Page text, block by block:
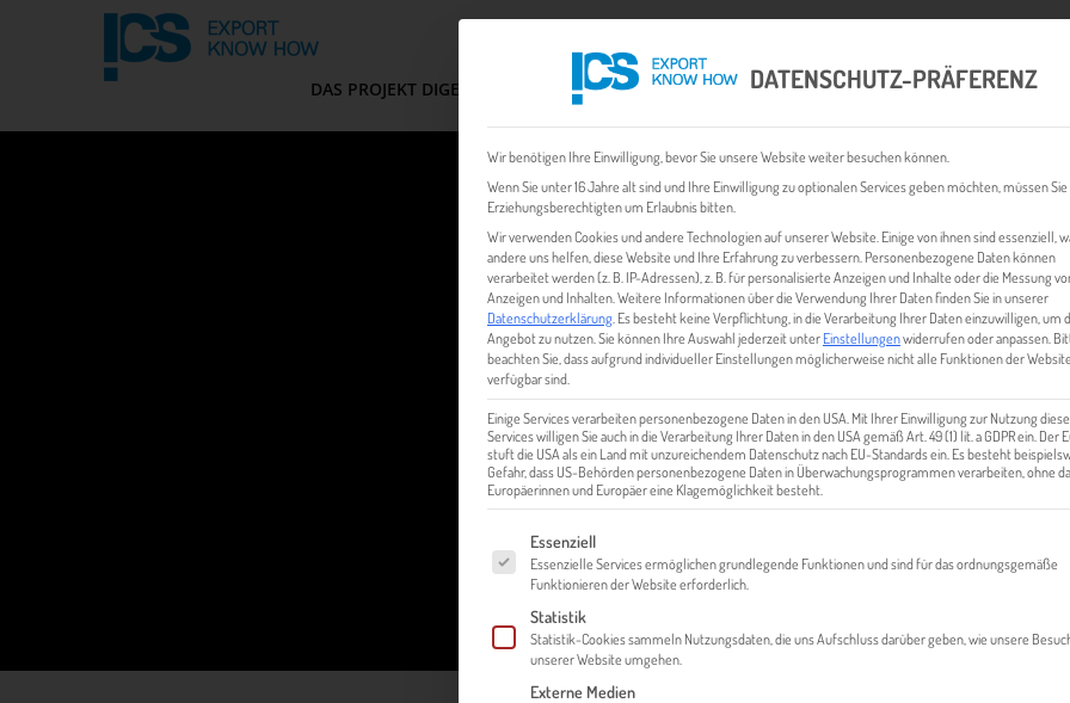
DAS PROJEKT DIGEM FIT CHECK EXPORT BUSINESS PLÄNE EVENTS & NEWS INHALT
EET_2
HOME
DATENSCHUTZ-PRÄFERENZ
Wir benötigen Ihre Einwilligung, bevor Sie unsere Website weiter besuchen können.
Wenn Sie unter 16 Jahre alt sind und Ihre Einwilligung zu optionalen Services geben möchten, müssen
Erziehungsberechtigten um Erlaubnis bitten.
Wir verwenden Cookies und andere Technologien auf unserer Website. Einige von ihnen sind essenziell,
andere uns helfen, diese Website und Ihre Erfahrung zu verbessern. Personenbezogene Daten können
verarbeitet werden (z. B. IP-Adressen), z. B. für personalisierte Anzeigen und Inhalte oder die Messung
Anzeigen und Inhalten. Weitere Informationen über die Verwendung Ihrer Daten finden Sie in unserer
Datenschutzerklärung Es besteht keine Verpflichtung, in die Verarbeitung Ihrer Daten einzuwilligen, um
Angebot zu nutzen. Sie können Ihre Auswahl jederzeit unterEinstellungenwiderrufen oder anpassen.
beachten Sie, dass aufgrund individueller Einstellungen möglicherweise nicht alle Funktionen der Website
verfügbar sind.
Einige Services verarbeiten personenbezogene Daten in den USA. Mit Ihrer Einwilligung zur Nutzung
Services willigen Sie auch in die Verarbeitung Ihrer Daten in den USA gemäß Art. 49 (1) lit. a GDPR ein. Der
stuft die USA als ein Land mit unzureichendem Datenschutz nach EU-Standards ein. Es besteht
Gefahr, dass US-Behörden personenbezogene Daten in Überwachungsprogrammen verarbeiten, ohne
Europäerinnen und Europäer eine Klagemöglichkeit besteht.
Es folgt eine Liste der Service-Gruppen, für die eine Einwilligung erteilt werden
Essenziell
Essenzielle Services ermöglichen grundlegende Funktionen und sind für das ordnungsgemäße
Funktionieren der Website erforderlich.
Statistik
Statistik-Cookies sammeln Nutzungsdaten, die uns Aufschluss darüber geben, wie unsere
unserer Website umgehen.
Externe Medien